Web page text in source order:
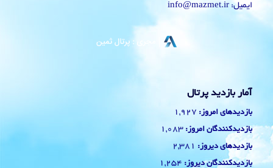
ایمیل: info@mazmet.ir
آمار بازدید پرتال
بازدیدهای امروز: 1,927
بازدیدکنندگان امروز: 1,083
بازدیدهای دیروز: 2,381
بازدیدکنندگان دیروز: 1,254